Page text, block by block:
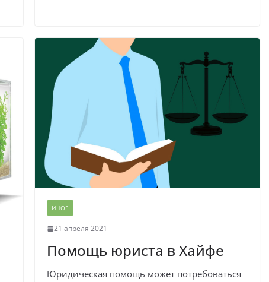
ИНОЕ
21 апреля 2021
Помощь юриста в Хайфе
Юридическая помощь может потребоваться